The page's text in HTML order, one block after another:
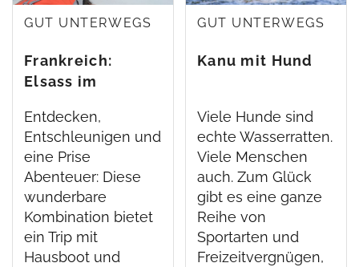
GUT UNTERWEGS
Frankreich:
Elsass im
Hund
Entdecken,
Entschleunigen und
eine Prise
Abenteuer: Diese
wunderbare
Kombination bietet
ein Trip mit
Hausboot und
GUT UNTERWEGS
Kanu mit Hund
Viele Hunde sind
echte Wasserratten.
Viele Menschen
auch. Zum Glück
gibt es eine ganze
Reihe von
Sportarten und
Freizeitvergnügen,